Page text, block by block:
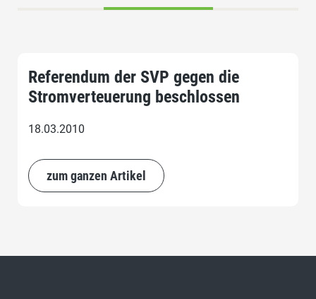
Referendum der SVP gegen die
Stromverteuerung beschlossen
18.03.2010
zum ganzen Artikel